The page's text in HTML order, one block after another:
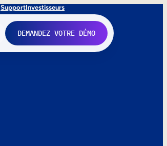
SupportInvestisseurs
DEMANDEZ VOTRE DÉMO